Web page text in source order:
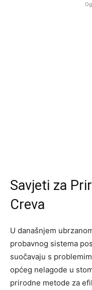
Savjeti za
Creva
U današnjem
probavnog sistema
suočavaju s
općeg nelagode u
prirodne metode za